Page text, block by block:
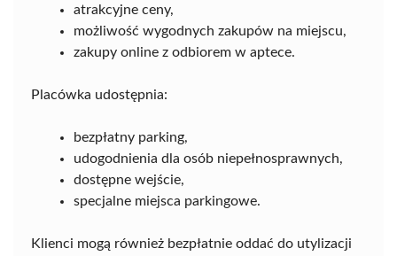
atrakcyjne ceny,
możliwość wygodnych zakupów na miejscu,
zakupy online z odbiorem w aptece.
Placówka udostępnia:
bezpłatny parking,
udogodnienia dla osób niepełnosprawnych,
dostępne wejście,
specjalne miejsca parkingowe.
Klienci mogą również bezpłatnie oddać do utylizacji